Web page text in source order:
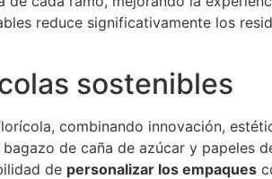
reduce significativamente los
sostenibles
combinando innovación,
de caña de azúcar y papeles
de personalizar los empaques